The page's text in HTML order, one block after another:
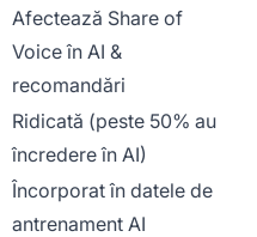
Afectează Share of
Voice în AI &
recomandări
Ridicată (peste 50% au
încredere în AI)
Încorporat în datele de
antrenament AI